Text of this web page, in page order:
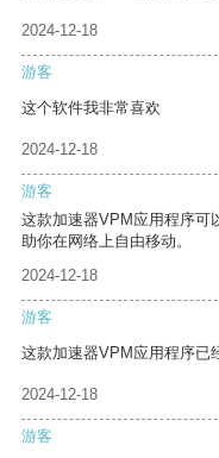
2024-12-18
游客
这个软件我非常喜欢
2024-12-18
游客
这款加速器VPM应用程序可
助你在网络上自由移动。
2024-12-18
游客
这款加速器VPM应用程序已
2024-12-18
游客